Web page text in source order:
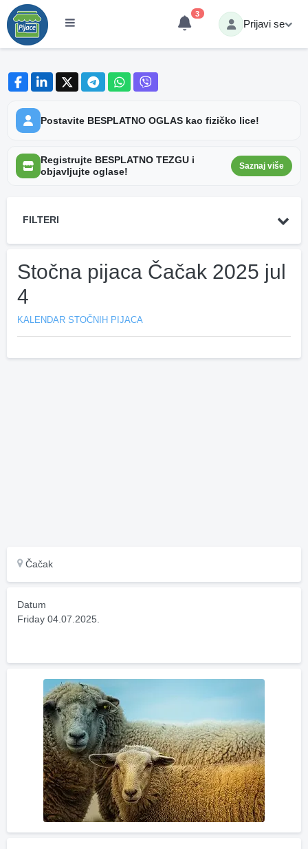
3
Prijavi se
Postavite BESPLATNO OGLAS kao fizičko lice!
Registrujte BESPLATNO TEZGU i
objavljujte oglase!
Saznaj više
FILTERI
Stočna pijaca Čačak 2025 jul
4
KALENDAR STOČNIH PIJACA
Čačak
Datum
Friday 04.07.2025.